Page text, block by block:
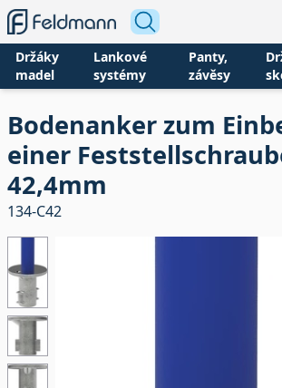
Držáky
madel
Lankové
systémy
Panty,
závěsy
Bodenanker zum
einer
42,4mm
134-C42